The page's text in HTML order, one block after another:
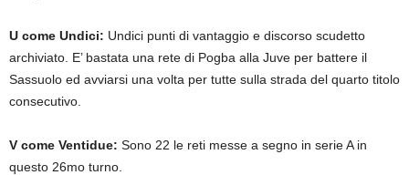
U come Undici: Undici punti di vantaggio e discorso scudetto
archiviato. E’ bastata una rete di Pogba alla Juve per battere il
Sassuolo ed avviarsi una volta per tutte sulla strada del quarto titolo
consecutivo.
V come Ventidue: Sono 22 le reti messe a segno in serie A in
questo 26mo turno.